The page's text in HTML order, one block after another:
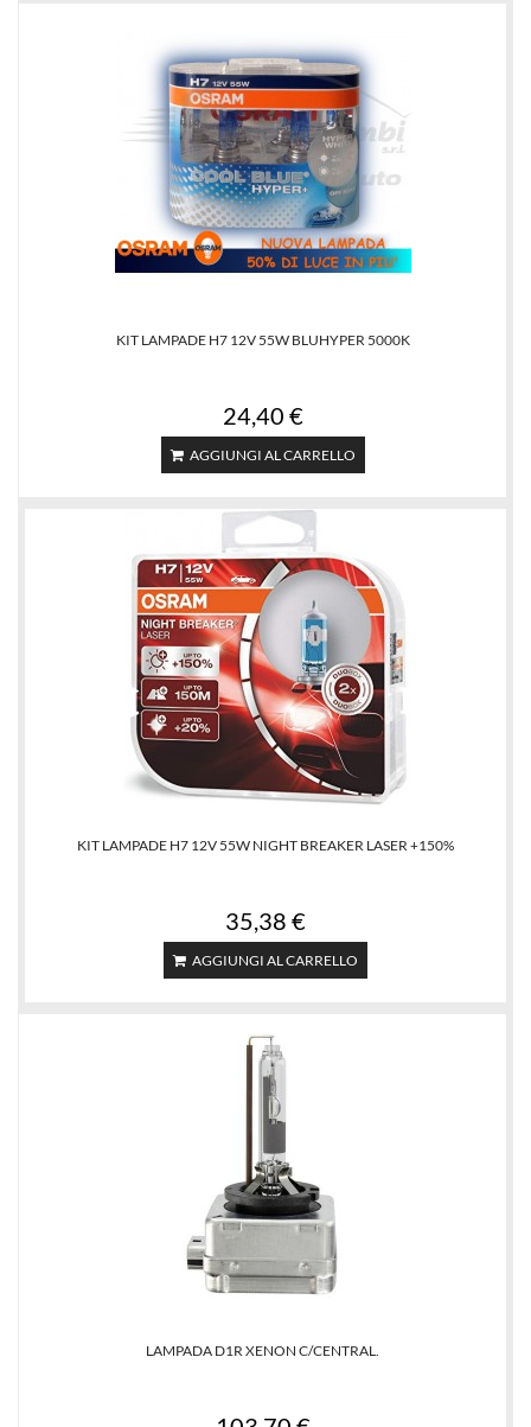
KIT LAMPADE H7 12V 55W BLUHYPER 5000K
24,40 €
AGGIUNGI AL CARRELLO
KIT LAMPADE H7 12V 55W NIGHT BREAKER LASER +150%
35,38 €
AGGIUNGI AL CARRELLO
LAMPADA D1R XENON C/CENTRAL.